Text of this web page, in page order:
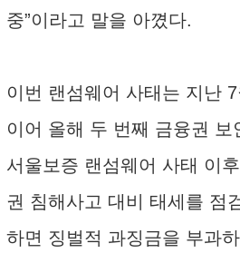
중”이라고 말을 아꼈다.
이번 랜섬웨어 사태는 지난
이어 올해 두 번째 금융권 보
서울보증 랜섬웨어 사태 이
권 침해사고 대비 태세를 점
하면 징벌적 과징금을 부과